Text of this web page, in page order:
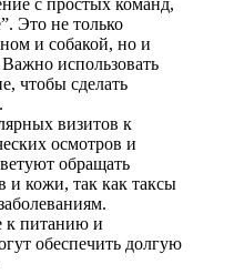
с простых команд,
Это не только
и собакой, но и
использовать
чтобы сделать
визитов к
осмотров и
обращать
и кожи, так как таксы
к питанию и
обеспечить долгую